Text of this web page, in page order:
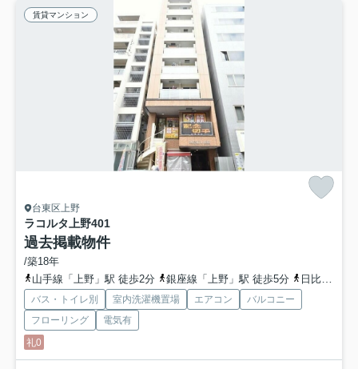
賃貸マンション
台東区上野
ラコルタ上野401
過去掲載物件
/築18年
山手線「上野」駅 徒歩2分
銀座線「上野」駅 徒歩5分 日比谷線「上野」駅 徒歩5分
バス・トイレ別 室内洗濯機置場 エアコン
バルコニー
フローリング
電気有
礼0